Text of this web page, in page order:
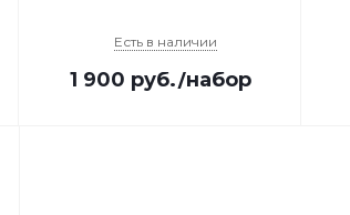
Есть в наличии
1 900 руб./набор